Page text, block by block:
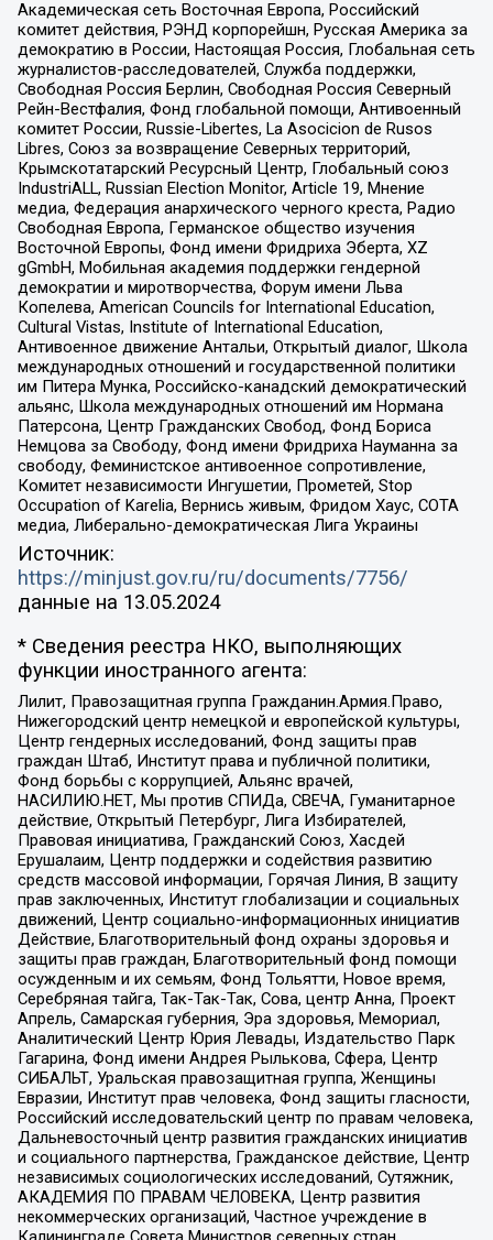
Академическая сеть Восточная Европа, Российский
комитет действия, РЭНД корпорейшн, Русская Америка за
демократию в России, Настоящая Россия, Глобальная сеть
журналистов-расследователей, Служба поддержки,
Свободная Россия Берлин, Свободная Россия Северный
Рейн-Вестфалия, Фонд глобальной помощи, Антивоенный
комитет России, Russie-Libertes, La Asocicion de Rusos
Libres, Союз за возвращение Северных территорий,
Крымскотатарский Ресурсный Центр, Глобальный союз
IndustriALL, Russian Election Monitor, Article 19, Мнение
медиа, Федерация анархического черного креста, Радио
Свободная Европа, Германское общество изучения
Восточной Европы, Фонд имени Фридриха Эберта, XZ
gGmbH, Мобильная академия поддержки гендерной
демократии и миротворчества, Форум имени Льва
Копелева, American Councils for International Education,
Cultural Vistas, Institute of International Education,
Антивоенное движение Антальи, Открытый диалог, Школа
международных отношений и государственной политики
им Питера Мунка, Российско-канадский демократический
альянс, Школа международных отношений им Нормана
Патерсона, Центр Гражданских Свобод, Фонд Бориса
Немцова за Свободу, Фонд имени Фридриха Науманна за
свободу, Феминистское антивоенное сопротивление,
Комитет независимости Ингушетии, Прометей, Stop
Occupation of Karelia, Вернись живым, Фридом Хаус, СОТА
медиа, Либерально-демократическая Лига Украины
Источник:
https://minjust.gov.ru/ru/documents/7756/
данные на 13.05.2024
* Сведения реестра НКО, выполняющих
функции иностранного агента:
Лилит, Правозащитная группа Гражданин.Армия.Право,
Нижегородский центр немецкой и европейской культуры,
Центр гендерных исследований, Фонд защиты прав
граждан Штаб, Институт права и публичной политики,
Фонд борьбы с коррупцией, Альянс врачей,
НАСИЛИЮ.НЕТ, Мы против СПИДа, СВЕЧА, Гуманитарное
действие, Открытый Петербург, Лига Избирателей,
Правовая инициатива, Гражданский Союз, Хасдей
Ерушалаим, Центр поддержки и содействия развитию
средств массовой информации, Горячая Линия, В защиту
прав заключенных, Институт глобализации и социальных
движений, Центр социально-информационных инициатив
Действие, Благотворительный фонд охраны здоровья и
защиты прав граждан, Благотворительный фонд помощи
осужденным и их семьям, Фонд Тольятти, Новое время,
Серебряная тайга, Так-Так-Так, Сова, центр Анна, Проект
Апрель, Самарская губерния, Эра здоровья, Мемориал,
Аналитический Центр Юрия Левады, Издательство Парк
Гагарина, Фонд имени Андрея Рылькова, Сфера, Центр
СИБАЛЬТ, Уральская правозащитная группа, Женщины
Евразии, Институт прав человека, Фонд защиты гласности,
Российский исследовательский центр по правам человека,
Дальневосточный центр развития гражданских инициатив
и социального партнерства, Гражданское действие, Центр
независимых социологических исследований, Сутяжник,
АКАДЕМИЯ ПО ПРАВАМ ЧЕЛОВЕКА, Центр развития
некоммерческих организаций, Частное учреждение в